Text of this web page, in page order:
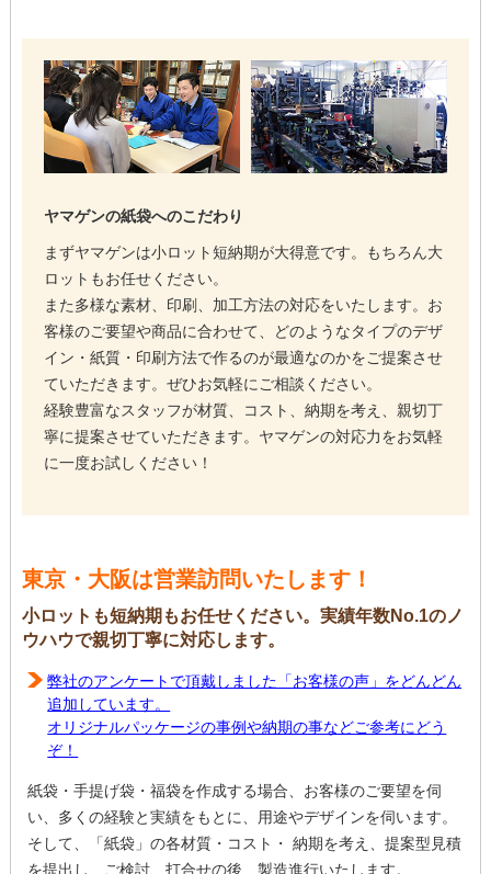
ヤマゲンの紙袋へのこだわり
まずヤマゲンは小ロット短納期が大得意です。もちろん大
ロットもお任せください。
また多様な素材、印刷、加工方法の対応をいたします。お
客様のご要望や商品に合わせて、どのようなタイプのデザ
イン・紙質・印刷方法で作るのが最適なのかをご提案させ
ていただきます。ぜひお気軽にご相談ください。
経験豊富なスタッフが材質、コスト、納期を考え、親切丁
寧に提案させていただきます。ヤマゲンの対応力をお気軽
に一度お試しください！
東京・大阪は営業訪問いたします！
小ロットも短納期もお任せください。実績年数No.1のノ
ウハウで親切丁寧に対応します。
弊社のアンケートで頂戴しました「お客様の声」をどんどん
追加しています。
オリジナルパッケージの事例や納期の事などご参考にどう
ぞ！
紙袋・手提げ袋・福袋を作成する場合、お客様のご要望を伺
い、多くの経験と実績をもとに、用途やデザインを伺います。
そして、「紙袋」の各材質・コスト・ 納期を考え、提案型見積
を提出し、ご検討、打合せの後、製造進行いたします。